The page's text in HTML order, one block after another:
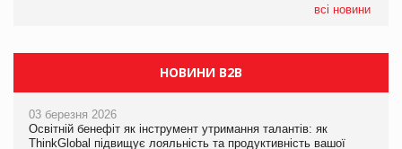
всі новини
НОВИНИ B2B
03 березня 2026
Освітній бенефіт як інструмент утримання талантів: як
ThinkGlobal підвищує лояльність та продуктивність вашої